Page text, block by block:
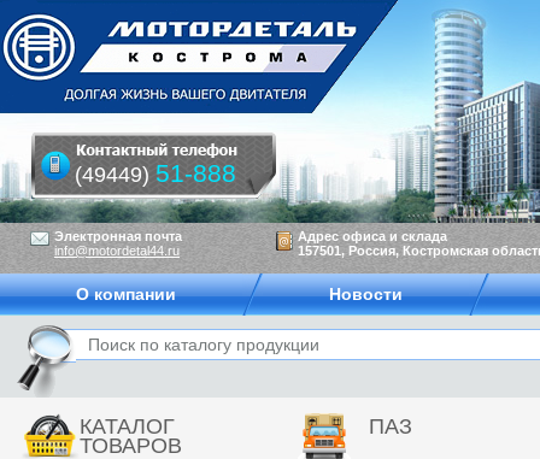
КАТАЛОГ
ТОВАРОВ
ПАЗ
Электронная почта
info@motordetal44.ru
Адрес офиса и склада
157501, Россия, Костромская
(49449) 51-888
О компании Новости